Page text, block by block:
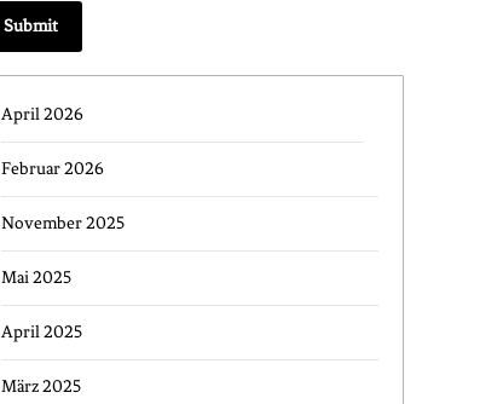
April 2026
Februar 2026
November 2025
Mai 2025
April 2025
März 2025